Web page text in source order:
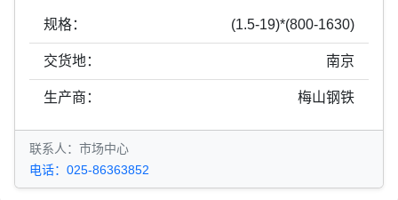
规格： (1.5-19)*(800-1630)
交货地： 南京
生产商： 梅山钢铁
联系人：市场中心
电话：025-86363852